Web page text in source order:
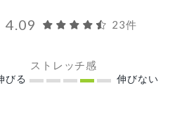
4.09 23件
ストレッチ感
びる 伸びない